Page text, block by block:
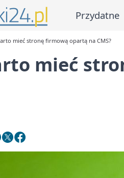
Przydatne
mieć stronę firmową opartą na CMS?
mieć